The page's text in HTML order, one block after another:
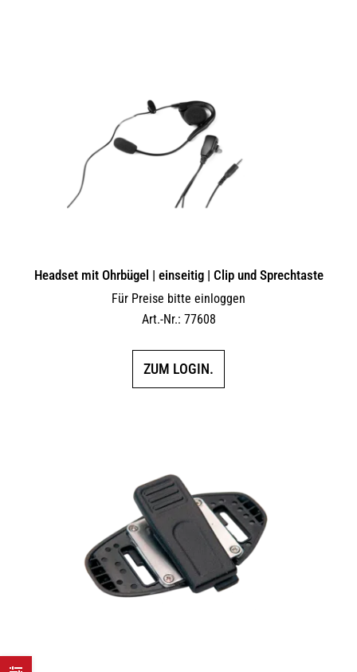
Headset mit Ohrbügel | einseitig | Clip und Sprechtaste
Für Preise bitte einloggen
Art.-Nr.: 77608
ZUM LOGIN.